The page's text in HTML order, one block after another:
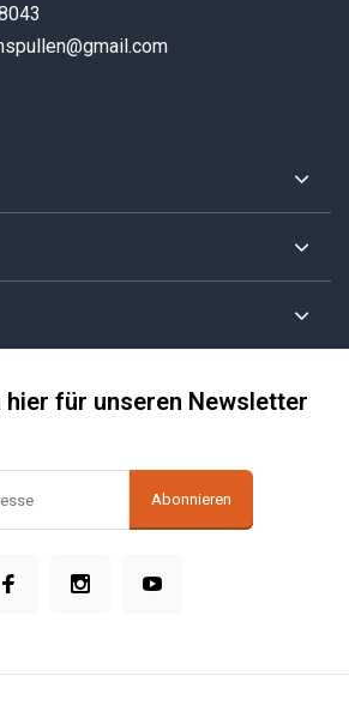
hier für unseren Newsletter
Abonnieren